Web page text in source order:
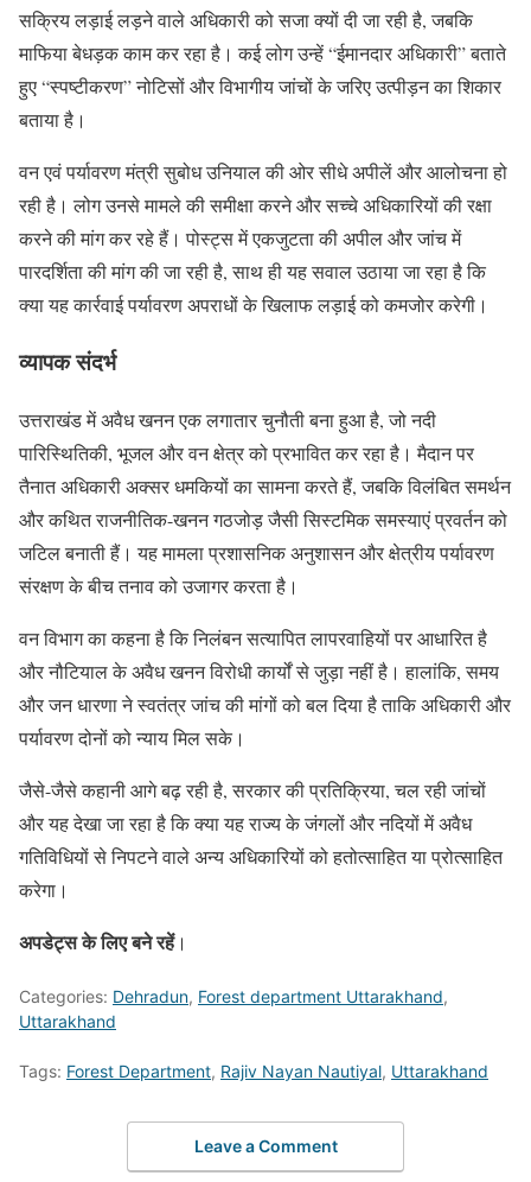
सक्रिय लड़ाई लड़ने वाले अधिकारी को सजा क्यों दी जा रही है, जबकि
माफिया बेधड़क काम कर रहा है। कई लोग उन्हें “ईमानदार अधिकारी” बताते
हुए “स्पष्टीकरण” नोटिसों और विभागीय जांचों के जरिए उत्पीड़न का शिकार
बताया है।
वन एवं पर्यावरण मंत्री सुबोध उनियाल की ओर सीधे अपीलें और आलोचना हो
रही है। लोग उनसे मामले की समीक्षा करने और सच्चे अधिकारियों की रक्षा
करने की मांग कर रहे हैं। पोस्ट्स में एकजुटता की अपील और जांच में
पारदर्शिता की मांग की जा रही है, साथ ही यह सवाल उठाया जा रहा है कि
क्या यह कार्रवाई पर्यावरण अपराधों के खिलाफ लड़ाई को कमजोर करेगी।
व्यापक संदर्भ
उत्तराखंड में अवैध खनन एक लगातार चुनौती बना हुआ है, जो नदी
पारिस्थितिकी, भूजल और वन क्षेत्र को प्रभावित कर रहा है। मैदान पर
तैनात अधिकारी अक्सर धमकियों का सामना करते हैं, जबकि विलंबित समर्थन
और कथित राजनीतिक-खनन गठजोड़ जैसी सिस्टमिक समस्याएं प्रवर्तन को
जटिल बनाती हैं। यह मामला प्रशासनिक अनुशासन और क्षेत्रीय पर्यावरण
संरक्षण के बीच तनाव को उजागर करता है।
वन विभाग का कहना है कि निलंबन सत्यापित लापरवाहियों पर आधारित है
और नौटियाल के अवैध खनन विरोधी कार्यों से जुड़ा नहीं है। हालांकि, समय
और जन धारणा ने स्वतंत्र जांच की मांगों को बल दिया है ताकि अधिकारी और
पर्यावरण दोनों को न्याय मिल सके।
जैसे-जैसे कहानी आगे बढ़ रही है, सरकार की प्रतिक्रिया, चल रही जांचों
और यह देखा जा रहा है कि क्या यह राज्य के जंगलों और नदियों में अवैध
गतिविधियों से निपटने वाले अन्य अधिकारियों को हतोत्साहित या प्रोत्साहित
करेगा।
अपडेट्स के लिए बने रहें।
Categories: Dehradun, Forest department Uttarakhand,
Uttarakhand
Tags: Forest Department, Rajiv Nayan Nautiyal, Uttarakhand
Leave a Comment